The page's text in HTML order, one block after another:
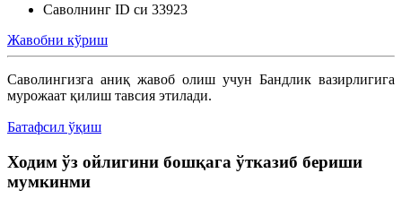
Саволнинг ID си 33923
Жавобни кўриш
Саволингизга аниқ жавоб олиш учун Бандлик вазирлигига
мурожаат қилиш тавсия этилади.
Батафсил ўқиш
Ходим ўз ойлигини бошқага ўтказиб бериши
мумкинми